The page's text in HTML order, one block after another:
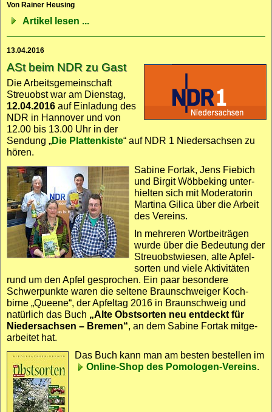
Von Rainer Heusing
Artikel lesen ...
13.04.2016
ASt beim NDR zu Gast
Die Arbeits­gemein­schaft
Streuobst war am Dienstag,
12.04.2016 auf Einladung des
NDR in Hannover und von
12.00 bis 13.00 Uhr in der
Sendung „Die Plattenkiste“ auf NDR 1 Niedersachsen zu
hören.
Sabine Fortak, Jens Fiebich
und Birgit Wöbbeking unter­
hielten sich mit Moderatorin
Martina Gilica über die Arbeit
des Vereins.
In mehreren Wort­beiträgen
wurde über die Bedeutung der
Streu­obst­wiesen, alte Apfel­
sorten und viele Aktivitäten
rund um den Apfel gesprochen. Ein paar besondere
Schwer­punkte waren die seltene Braunschweiger Koch­
birne „Queene“, der Apfel­tag 2016 in Braunschweig und
natürlich das Buch „Alte Obst­sorten neu entdeckt für
Nieder­sachsen – Bremen“, an dem Sabine Fortak mitge­
arbeitet hat.
Das Buch kann man am besten bestellen im
Online-Shop des Pomologen-Vereins.